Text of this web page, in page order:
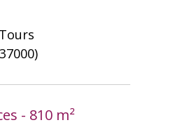
Tours
- 810 m²